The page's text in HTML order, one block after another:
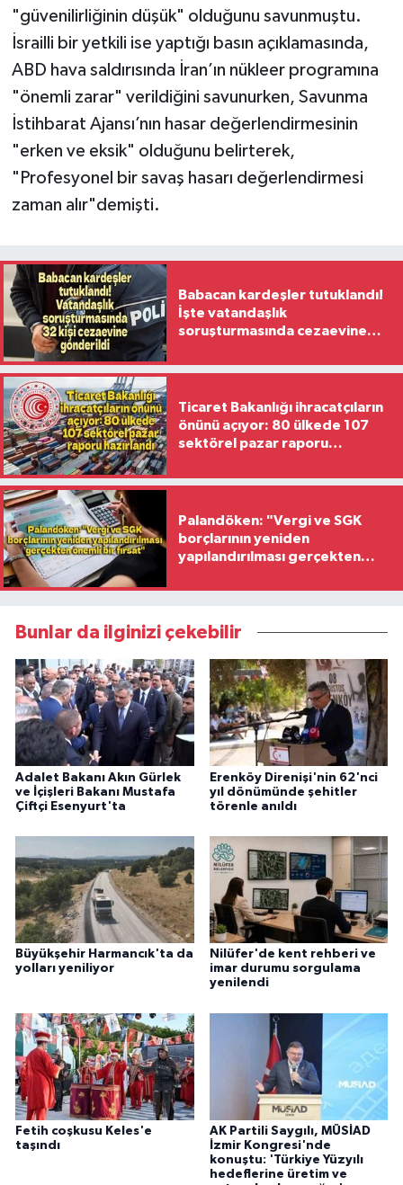
"güvenilirliğinin düşük" olduğunu savunmuştu.
İsrailli bir yetkili ise yaptığı basın açıklamasında,
ABD hava saldırısında İran’ın nükleer programına
"önemli zarar" verildiğini savunurken, Savunma
İstihbarat Ajansı’nın hasar değerlendirmesinin
"erken ve eksik" olduğunu belirterek,
"Profesyonel bir savaş hasarı değerlendirmesi
zaman alır"demişti.
Babacan kardeşler tutuklandı!
İşte vatandaşlık
soruşturmasında cezaevine
Ticaret Bakanlığı ihracatçıların
önünü açıyor: 80 ülkede 107
sektörel pazar raporu
Palandöken: "Vergi ve SGK
borçlarının yeniden
yapılandırılması gerçekten
Bunlar da ilginizi çekebilir
Adalet Bakanı Akın Gürlek
ve İçişleri Bakanı Mustafa
Çiftçi Esenyurt'ta
Erenköy Direnişi'nin 62'nci
yıl dönümünde şehitler
törenle anıldı
Büyükşehir Harmancık'ta da
yolları yeniliyor
Nilüfer'de kent rehberi ve
imar durumu sorgulama
yenilendi
Fetih coşkusu Keles'e
taşındı
AK Partili Saygılı, MÜSİAD
İzmir Kongresi'nde
konuştu: 'Türkiye Yüzyılı
hedeflerine üretim ve